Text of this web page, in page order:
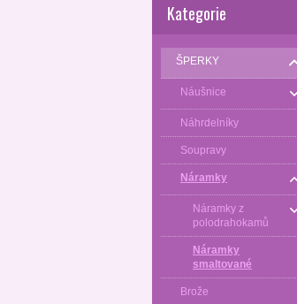
Kategorie
ŠPERKY
Náušnice
Náhrdelníky
Soupravy
Náramky
Náramky z
polodrahokamů
Náramky
smaltované
Brože